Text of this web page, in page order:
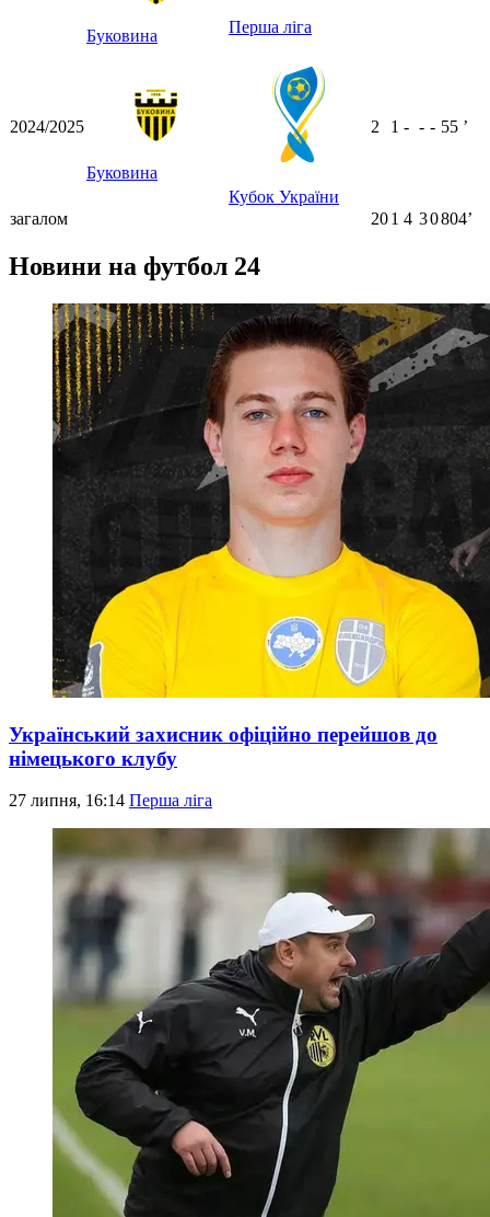
Буковина Перша ліга
2024/2025
Буковина
Кубок України
2 1 - - - 55 ʼ
загалом 201 4 30804ʼ
Новини на футбол 24
Український захисник офіційно перейшов до
німецького клубу
27 липня, 16:14 Перша ліга